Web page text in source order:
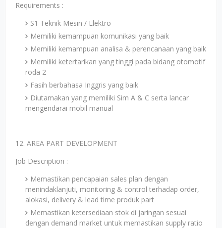
Requirements :
S1 Teknik Mesin / Elektro
Memiliki kemampuan komunikasi yang baik
Memiliki kemampuan analisa & perencanaan yang baik
Memiliki ketertarikan yang tinggi pada bidang otomotif
roda 2
Fasih berbahasa Inggris yang baik
Diutamakan yang memiliki Sim A & C serta lancar
mengendarai mobil manual
12. AREA PART DEVELOPMENT
Job Description :
Memastikan pencapaian sales plan dengan
menindaklanjuti, monitoring & control terhadap order,
alokasi, delivery & lead time produk part
Memastikan ketersediaan stok di jaringan sesuai
dengan demand market untuk memastikan supply ratio